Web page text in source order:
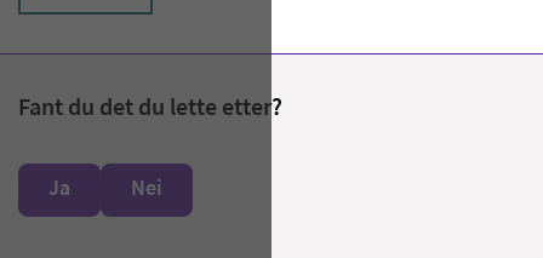
Fant du det du lette etter?
Ja Nei